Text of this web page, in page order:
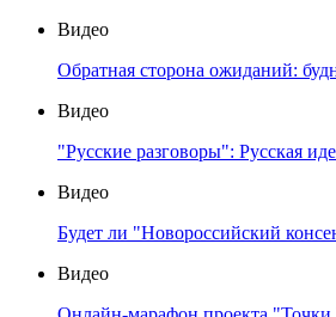
Видео
Обратная сторона ожиданий:
Видео
"Русские разговоры": Русская
Видео
Будет ли "Новороссийский
Видео